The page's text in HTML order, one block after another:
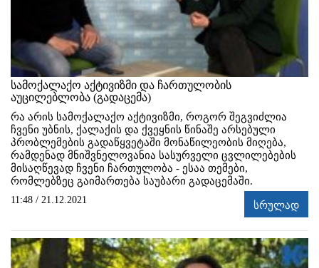
სამოქალაქო აქტივიზმი და ჩართულობის
აუცილებლობა (გადაცემა)
რა არის სამოქალაქო აქტივიზმი, როგორ შეგვიძლია
ჩვენი უბნის, ქალაქის და ქვეყნის წინაშე არსებული
პრობლემების გადაწყვეტაში მონაწილეობის მიღება,
რამდენად მნიშვნელოვანია სასურველი ცვლილებების
მისაღწევად ჩვენი ჩართულობა - ესაა თემები,
რომლებზეც გაიმართება საუბარი გადაცემაში.
11:48 / 21.12.2021 სრულად